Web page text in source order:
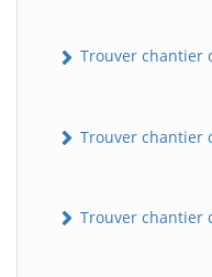
Trouver chantier
Trouver chantier
Trouver chantier